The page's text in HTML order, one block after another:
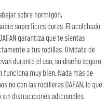
sobre hormigón,
superficies duras. El acolchado
garantiza que te sientas
a tus rodillas. Olvídate de
durante el uso; su diseño seguro
funciona muy bien. Nada más de
no con las rodilleras DAFAN, lo que
distracciones adicionales.